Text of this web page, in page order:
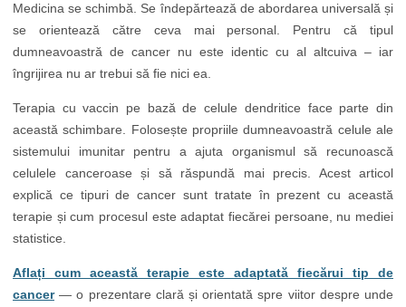
Medicina se schimbă. Se îndepărtează de abordarea universală și
se orientează către ceva mai personal. Pentru că tipul
dumneavoastră de cancer nu este identic cu al altcuiva – iar
îngrijirea nu ar trebui să fie nici ea.
Terapia cu vaccin pe bază de celule dendritice face parte din
această schimbare. Folosește propriile dumneavoastră celule ale
sistemului imunitar pentru a ajuta organismul să recunoască
celulele canceroase și să răspundă mai precis. Acest articol
explică ce tipuri de cancer sunt tratate în prezent cu această
terapie și cum procesul este adaptat fiecărei persoane, nu mediei
statistice.
Aflați cum această terapie este adaptată fiecărui tip de
cancer— o prezentare clară și orientată spre viitor despre unde